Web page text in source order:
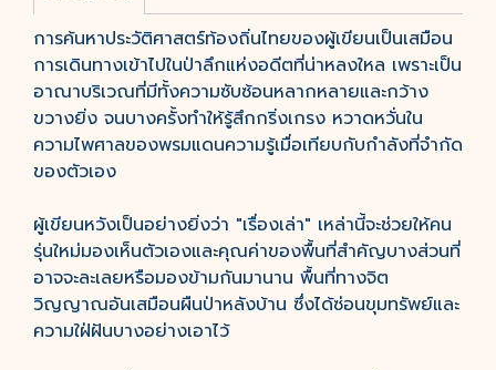
การค้นหาประวัติศาสตร์ท้องถิ่นไทยของผู้เขียนเป็นเสมือน
การเดินทางเข้าไปในป่าลึกแห่งอดีตที่น่าหลงใหล เพราะเป็น
อาณาบริเวณที่มีทั้งความซับซ้อนหลากหลายและกว้าง
ขวางยิ่ง จนบางครั้งทำให้รู้สึกกริ่งเกรง หวาดหวั่นใน
ความไพศาลของพรมแดนความรู้เมื่อเทียบกับกำลังที่จำกัด
ของตัวเอง
ผู้เขียนหวังเป็นอย่างยิ่งว่า "เรื่องเล่า" เหล่านี้จะช่วยให้คน
รุ่นใหม่มองเห็นตัวเองและคุณค่าของพื้นที่สำคัญบางส่วนที่
อาจจะละเลยหรือมองข้ามกันมานาน พื้นที่ทางจิต
วิญญาณอันเสมือนผืนป่าหลังบ้าน ซึ่งได้ซ่อนขุมทรัพย์และ
ความใฝ่ฝันบางอย่างเอาไว้